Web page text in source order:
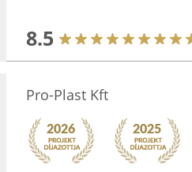
8.5
Pro-Plast Kft